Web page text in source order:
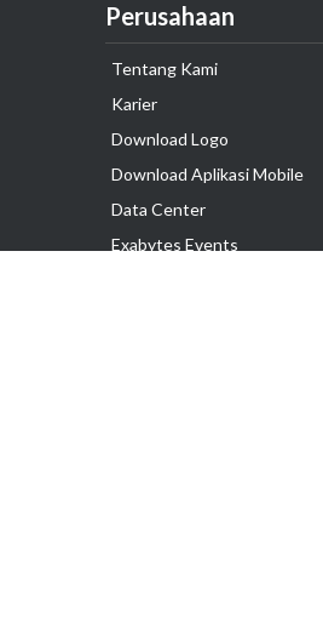
Perusahaan
Tentang Kami
Karier
Download Logo
Download Aplikasi Mobile
Data Center
Exabytes Events